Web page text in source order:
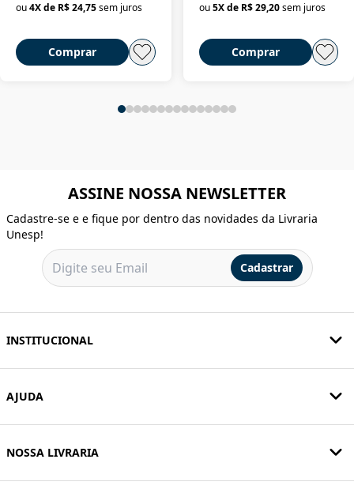
ou4X de R$ 24,75sem juros
Comprar
ou 5X de R$ 29,20 sem juros
Comprar
ASSINE NOSSA NEWSLETTER
Cadastre-se e e fique por dentro das novidades da Livraria
Unesp!
Cadastrar
INSTITUCIONAL
AJUDA
NOSSA LIVRARIA